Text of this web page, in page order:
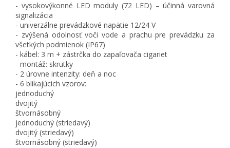
- vysokovýkonné LED moduly (72 LED) – účinná varovná
signalizácia
- univerzálne prevádzkové napätie 12/24 V
- zvýšená odolnosť voči vode a prachu pre prevádzku za
všetkých podmienok (IP67)
- kábel: 3 m + zástrčka do zapaľovača cigariet
- montáž: skrutky
- 2 úrovne intenzity: deň a noc
- 6 blikajúcich vzorov:
jednoduchý
dvojitý
štvornásobný
jednoduchý (striedavý)
dvojitý (striedavý)
štvornásobný (striedavý)